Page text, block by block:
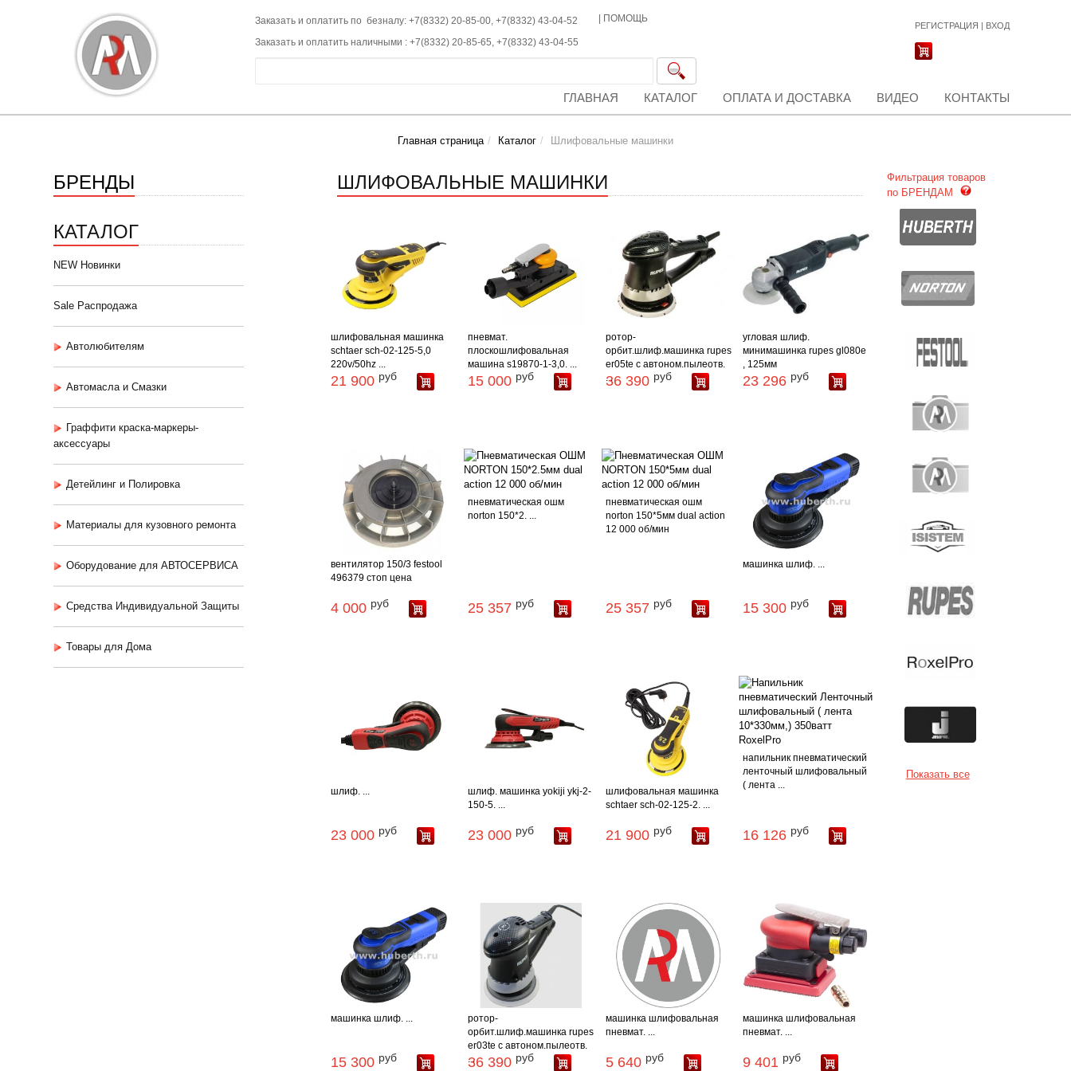
Заказать и оплатить по безналу: +7(8332) 20-85-00, +7(8332) 43-04-52
Заказать и оплатить наличными : +7(8332) 20-85-65, +7(8332) 43-04-55
ПОМОЩЬ
РЕГИСТРАЦИЯ | ВХОД
ГЛАВНАЯ КАТАЛОГ ОПЛАТА И ДОСТАВКА ВИДЕО КОНТАКТЫ
Главная страница Каталог Шлифовальные машинки
БРЕНДЫ
КАТАЛОГ
NEW Новинки
Sale Распродажа
Автолюбителям
Автомасла и Смазки
Граффити краска-маркеры-
аксессуары
Детейлинг и Полировка
Материалы для кузовного ремонта
Оборудование для АВТОСЕРВИСА
Средства Индивидуальной Защиты
Товары для Дома
ШЛИФОВАЛЬНЫЕ МАШИНКИ
шлифовальная машинка
schtaer sch-02-125-5,0
220v/50hz ...
21 900 руб
пневмат.
плоскошлифовальная
машина s19870-1-3,0. ...
15 000 руб
ротор-
орбит.шлиф.машинка rupes
er05te с автоном.пылеотв.
...
36 390 руб
угловая шлиф.
минимашинка rupes gl080e
, 125мм
23 296 руб
вентилятор 150/3 festool
496379 стоп цена
4 000 руб
пневматическая ошм
norton 150*2. ...
25 357 руб
пневматическая ошм
norton 150*5мм dual action
12 000 об/мин
25 357 руб
машинка шлиф. ...
15 300 руб
шлиф. ...
23 000 руб
шлиф. машинка yokiji ykj-2-
150-5. ...
23 000 руб
шлифовальная машинка
schtaer sch-02-125-2. ...
21 900 руб
напильник пневматический
ленточный шлифовальный
( лента ...
16 126 руб
машинка шлиф. ...
15 300 руб
ротор-
орбит.шлиф.машинка rupes
er03te с автоном.пылеотв.
...
36 390 руб
машинка шлифовальная
пневмат. ...
5 640 руб
машинка шлифовальная
пневмат. ...
9 401 руб
Фильтрация товаров
по БРЕНДАМ
Показать все